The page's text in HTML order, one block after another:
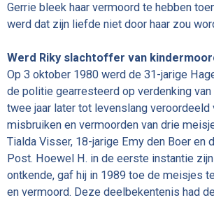
Gerrie bleek haar vermoord te hebben
werd dat zijn liefde niet door haar zou
Werd Riky slachtoffer van
Op 3 oktober 1980 werd de 31-jarige
de politie gearresteerd op verdenking
twee jaar later tot levenslang veroordeeld
misbruiken en vermoorden van drie
Tialda Visser, 18-jarige Emy den Boer en
Post. Hoewel H. in de eerste instantie
ontkende, gaf hij in 1989 toe de meisjes
en vermoord. Deze deelbekentenis had